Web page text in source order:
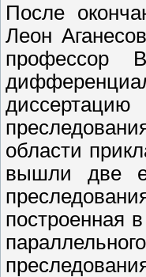
После
Леон
профессор
области
вышли две
построенная